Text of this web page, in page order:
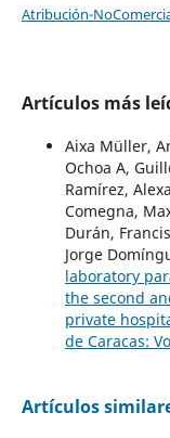
Atribución-
Artículos más
Aixa Müller,
Ochoa A,
Ramírez,
Comegna,
Durán,
Jorge
laboratory
the second
private
de Caracas:
Artículos